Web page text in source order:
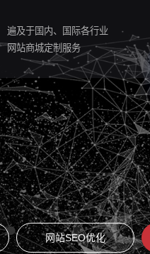
遍及于国内、国际各行业
网站商城定制服务
网站SEO优化